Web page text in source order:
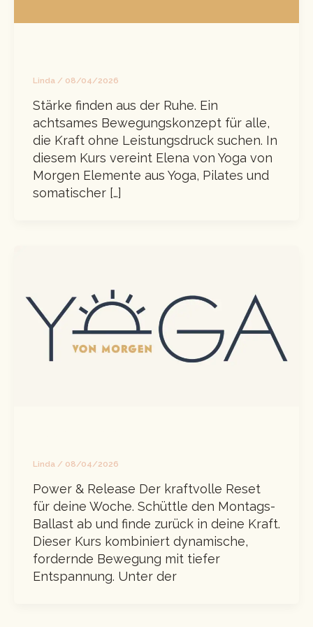
Linda / 08/04/2026
Stärke finden aus der Ruhe. Ein
achtsames Bewegungskonzept für alle,
die Kraft ohne Leistungsdruck suchen. In
diesem Kurs vereint Elena von Yoga von
Morgen Elemente aus Yoga, Pilates und
somatischer […]
Linda / 08/04/2026
Power & Release Der kraftvolle Reset
für deine Woche. Schüttle den Montags-
Ballast ab und finde zurück in deine Kraft.
Dieser Kurs kombiniert dynamische,
fordernde Bewegung mit tiefer
Entspannung. Unter der